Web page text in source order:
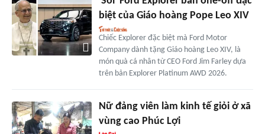
biệt của Giáo hoàng Pope Leo XIV
Chiếc Explorer đặc biệt mà Ford Motor
Company dành tặng Giáo hoàng Leo XIV, là
món quà cá nhân từ CEO Ford Jim Farley dựa
trên bản Explorer Platinum AWD 2026.
Nữ đảng viên làm kinh tế giỏi ở xã
vùng cao Phúc Lợi